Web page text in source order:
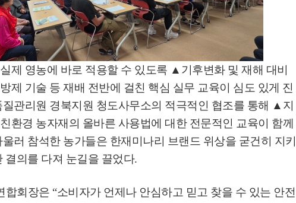
제 영농에 바로 적용할 수 있도록 ▲ 기후변화 및 재해 대비
제 기술 등 재배 전반에 걸친 핵심 실무 교육이 심도 있게 진
관리원 경북지원 청도사무소의 적극적인 협조를 통해 ▲ 지
친환경 농자재의 올바른 사용법에 대한 전문적인 교육이 함께
울러 참석한 농가들은 한재미나리 브랜드 위상을 굳건히 지키
결의를 다져 눈길을 끌었다.
합회장은 “소비자가 언제나 안심하고 믿고 찾을 수 있는 안전